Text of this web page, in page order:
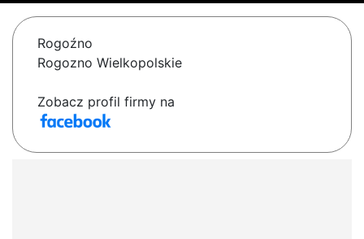
Rogoźno
Rogozno Wielkopolskie
Zobacz profil firmy na